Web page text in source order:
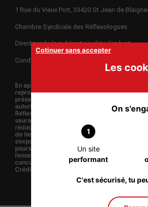
1 Rue du Vieux Port, 33420 St Jean de
Chambre Syndicale des Réflexologues
Directeur de la publication : Eric Gimbert
Conditions Générales de vente – R.G.P.D. –
En application de la loi du 11 mars 1957, il est
reproduire intégralement ou partiellement les
présent site internet, sur quelque support que
autorisation préalable écrite de la Chambre
Réflexologues. Le nom du syndicat, son logo
sauraient être utilisées, sans accord préalable
rédacteurs et propriétaires, à des fins
de tiers, sous quelque forme que ce soit. Tout
s’exposerait immédiatement sans autre forme
poursuites adaptées devant la juridiction
l’ensemble des fautes commises et
concurrence déloyale.
Crédit Photos : Eric Gimbert - A.R.F. Adobe
Cotinuer sans accepter
Les
On
1
Un site
performant
C'est sécurisé, tu